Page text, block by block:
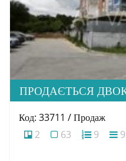
Код: 33711 / Продаж
2
63 9 9